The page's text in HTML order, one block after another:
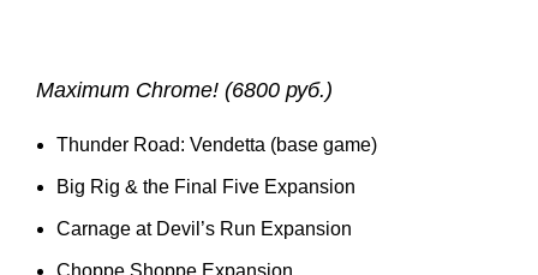
Maximum Chrome! (6800 руб.)
Thunder Road: Vendetta (base game)
Big Rig & the Final Five Expansion
Carnage at Devil’s Run Expansion
Choppe Shoppe Expansion